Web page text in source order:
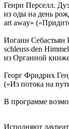
Генри Перселл.
из оды на день
art away»
Иоганн Себастьян
schleuss den
из Органной
Георг Фридрих
(«Из потока на
В программе
Исполняют